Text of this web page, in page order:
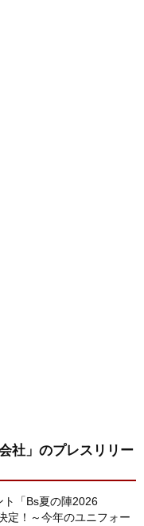
社」 のプレスリリー
ト「Bs夏の陣2026
定！～今年のユニフォー